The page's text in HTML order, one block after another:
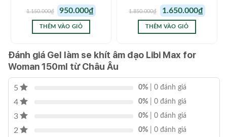
1.150.000₫
Giá
gốc
là:
1.150.000₫.
950.000₫ hiện
THÊM VÀO GIỎ
1.850.000₫
Giá
gốc
là:
1.850.000₫.
1.650.000₫ hiện
THÊM VÀO GIỎ
Đánh giá Gel làm se khít âm đạo Libi Max for
Woman 150ml từ Châu Âu
5 0%| 0 đánh giá
4 0%| 0 đánh giá
3 0%| 0 đánh giá
2 0%| 0 đánh giá